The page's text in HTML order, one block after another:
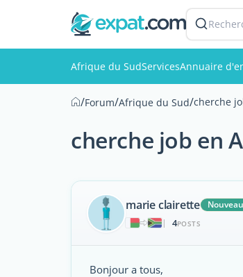
Afrique du SudServicesAnnuaire
/Forum/Afrique du Sud/cherche
cherche job en
marie clairette
|
4POSTS
Bonjour a tous,